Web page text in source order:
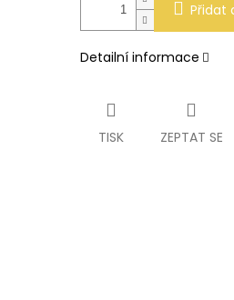
Přidat
Detailní informace
TISK ZEPTAT SE